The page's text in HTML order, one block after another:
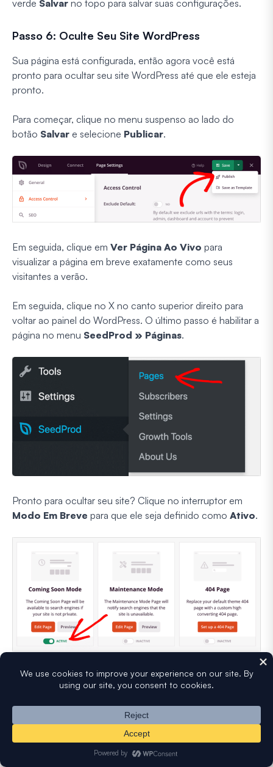
verde Salvar no topo para salvar suas configurações.
Passo 6: Oculte Seu Site WordPress
Sua página está configurada, então agora você está
pronto para ocultar seu site WordPress até que ele esteja
pronto.
Para começar, clique no menu suspenso ao lado do
botão Salvar e selecione Publicar.
Em seguida, clique em Ver Página Ao Vivo para
visualizar a página em breve exatamente como seus
visitantes a verão.
Em seguida, clique no X no canto superior direito para
voltar ao painel do WordPress. O último passo é habilitar a
página no menu SeedProd » Páginas.
Pronto para ocultar seu site? Clique no interruptor em
Modo Em Breve para que ele seja definido como Ativo.
Seu site WordPress agora está oculto atrás da página em
breve, e qualquer pessoa que o visite verá essa página em
vez do seu trabalho em andamento. Quando estiver
pronto para lançar, você pode desativar o
para tornar seu site público novamente.